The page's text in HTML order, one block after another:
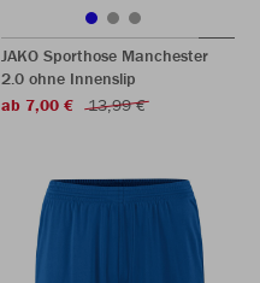
JAKO Sporthose Manchester
2.0 ohne Innenslip
ab 7,00 €
13,99 €